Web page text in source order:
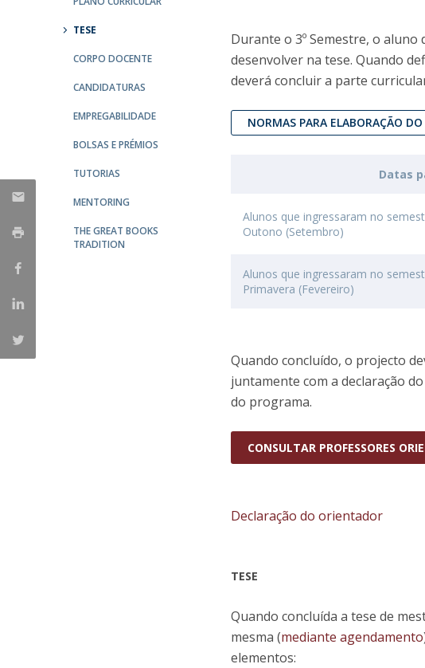
Centro de Investigação do Instituto de
Estudos Políticos
Centro de Estudos Europeus
TESE
CORPO DOCENTE
CANDIDATURAS
EMPREGABILIDADE
BOLSAS E PRÉMIOS
TUTORIAS
MENTORING
THE GREAT BOOKS
TRADITION
Durante o 3º Semestre, o
desenvolver na tese. Quando
deverá concluir a parte
NORMAS PARA ELABORAÇÃO
Datas
Alunos que ingressaram no
Outono (Setembro)
Alunos que ingressaram no
Primavera (Fevereiro)
Quando concluído, o projecto
juntamente com a declaração
do programa.
CONSULTAR PROFESSORES
Declaração do orientador
TESE
Quando concluída a tese de
mesma (mediante agendamento
elementos: